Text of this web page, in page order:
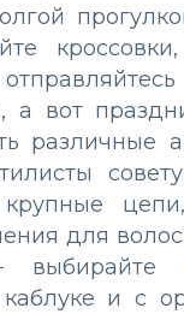
а вот
различные
для
выбирайте
и с